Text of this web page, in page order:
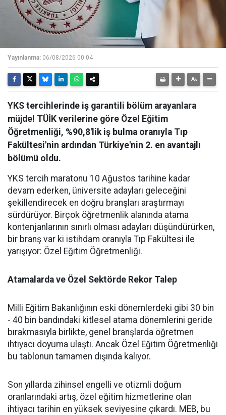
Yayınlanma: 06/08/2026 00:04
YKS tercihlerinde iş garantili bölüm arayanlara
müjde! TÜİK verilerine göre Özel Eğitim
Öğretmenliği, %90,8'lik iş bulma oranıyla Tıp
Fakültesi'nin ardından Türkiye'nin 2. en avantajlı
bölümü oldu.
YKS tercih maratonu 10 Ağustos tarihine kadar
devam ederken, üniversite adayları geleceğini
şekillendirecek en doğru branşları araştırmayı
sürdürüyor. Birçok öğretmenlik alanında atama
kontenjanlarının sınırlı olması adayları düşündürürken,
bir branş var ki istihdam oranıyla Tıp Fakültesi ile
yarışıyor: Özel Eğitim Öğretmenliği.
Atamalarda ve Özel Sektörde Rekor Talep
​Milli Eğitim Bakanlığının eski dönemlerdeki gibi 30 bin
- 40 bin bandındaki kitlesel atama dönemlerini geride
bırakmasıyla birlikte, genel branşlarda öğretmen
ihtiyacı doyuma ulaştı. Ancak Özel Eğitim Öğretmenliği
bu tablonun tamamen dışında kalıyor.
​Son yıllarda zihinsel engelli ve otizmli doğum
oranlarındaki artış, özel eğitim hizmetlerine olan
ihtiyacı tarihin en yüksek seviyesine çıkardı. MEB, bu